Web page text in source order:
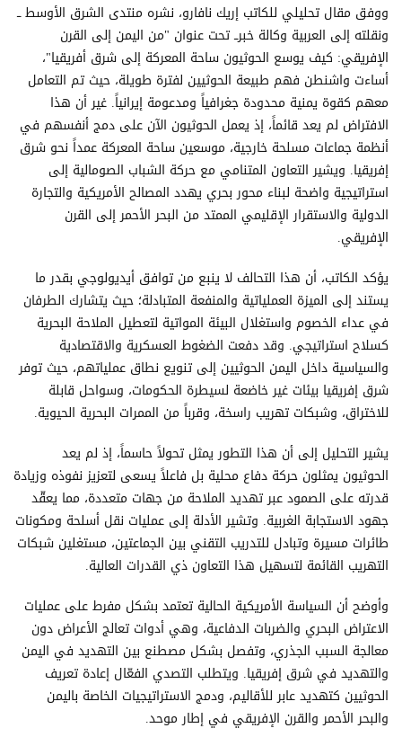
ووفق مقال تحليلي للكاتب إريك نافارو، نشره منتدى الشرق الأوسط ــ
ونقلته إلى العربية وكالة خبرــ تحت عنوان "من اليمن إلى القرن
الإفريقي: كيف يوسع الحوثيون ساحة المعركة إلى شرق أفريقيا"،
أساءت واشنطن فهم طبيعة الحوثيين لفترة طويلة، حيث تم التعامل
معهم كقوة يمنية محدودة جغرافياً ومدعومة إيرانياً. غير أن هذا
الافتراض لم يعد قائماً، إذ يعمل الحوثيون الآن على دمج أنفسهم في
أنظمة جماعات مسلحة خارجية، موسعين ساحة المعركة عمداً نحو شرق
إفريقيا. ويشير التعاون المتنامي مع حركة الشباب الصومالية إلى
استراتيجية واضحة لبناء محور بحري يهدد المصالح الأمريكية والتجارة
الدولية والاستقرار الإقليمي الممتد من البحر الأحمر إلى القرن
الإفريقي.
يؤكد الكاتب، أن هذا التحالف لا ينبع من توافق أيديولوجي بقدر ما
يستند إلى الميزة العملياتية والمنفعة المتبادلة؛ حيث يتشارك الطرفان
في عداء الخصوم واستغلال البيئة المواتية لتعطيل الملاحة البحرية
كسلاح استراتيجي. وقد دفعت الضغوط العسكرية والاقتصادية
والسياسية داخل اليمن الحوثيين إلى تنويع نطاق عملياتهم، حيث توفر
شرق إفريقيا بيئات غير خاضعة لسيطرة الحكومات، وسواحل قابلة
للاختراق، وشبكات تهريب راسخة، وقرباً من الممرات البحرية الحيوية.
يشير التحليل إلى أن هذا التطور يمثل تحولاً حاسماً، إذ لم يعد
الحوثيون يمثلون حركة دفاع محلية بل فاعلاً يسعى لتعزيز نفوذه وزيادة
قدرته على الصمود عبر تهديد الملاحة من جهات متعددة، مما يعقّد
جهود الاستجابة الغربية. وتشير الأدلة إلى عمليات نقل أسلحة ومكونات
طائرات مسيرة وتبادل للتدريب التقني بين الجماعتين، مستغلين شبكات
التهريب القائمة لتسهيل هذا التعاون ذي القدرات العالية.
وأوضح أن السياسة الأمريكية الحالية تعتمد بشكل مفرط على عمليات
الاعتراض البحري والضربات الدفاعية، وهي أدوات تعالج الأعراض دون
معالجة السبب الجذري، وتفصل بشكل مصطنع بين التهديد في اليمن
والتهديد في شرق إفريقيا. ويتطلب التصدي الفعّال إعادة تعريف
الحوثيين كتهديد عابر للأقاليم، ودمج الاستراتيجيات الخاصة باليمن
والبحر الأحمر والقرن الإفريقي في إطار موحد.